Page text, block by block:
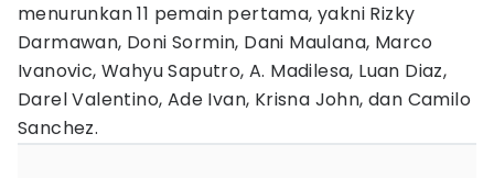
menurunkan 11 pemain pertama, yakni Rizky
Darmawan, Doni Sormin, Dani Maulana, Marco
Ivanovic, Wahyu Saputro, A. Madilesa, Luan Diaz,
Darel Valentino, Ade Ivan, Krisna John, dan Camilo
Sanchez.